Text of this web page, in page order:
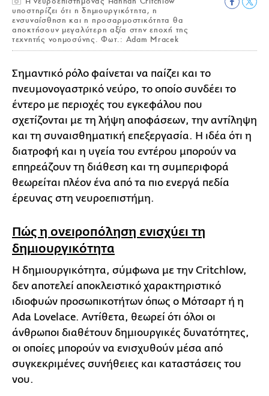
υποστηρίζει ότι η δημιουργικότητα, η
ενσυναίσθηση και η προσαρμοστικότητα θα
αποκτήσουν μεγαλύτερη αξία στην εποχή της
τεχνητής νοημοσύνης. Φωτ.: Adam Mracek
Σημαντικό ρόλο φαίνεται να παίζει και το
πνευμονογαστρικό νεύρο, το οποίο συνδέει το
έντερο με περιοχές του εγκεφάλου που
σχετίζονται με τη λήψη αποφάσεων, την αντίληψη
και τη συναισθηματική επεξεργασία. Η ιδέα ότι η
διατροφή και η υγεία του εντέρου μπορούν να
επηρεάζουν τη διάθεση και τη συμπεριφορά
θεωρείται πλέον ένα από τα πιο ενεργά πεδία
έρευνας στη νευροεπιστήμη.
Πώς η ονειροπόληση ενισχύει τη
δημιουργικότητα
Η δημιουργικότητα, σύμφωνα με την Critchlow,
δεν αποτελεί αποκλειστικό χαρακτηριστικό
ιδιοφυών προσωπικοτήτων όπως ο Μότσαρτ ή η
Ada Lovelace. Αντίθετα, θεωρεί ότι όλοι οι
άνθρωποι διαθέτουν δημιουργικές δυνατότητες,
οι οποίες μπορούν να ενισχυθούν μέσα από
συγκεκριμένες συνήθειες και καταστάσεις του
νου.